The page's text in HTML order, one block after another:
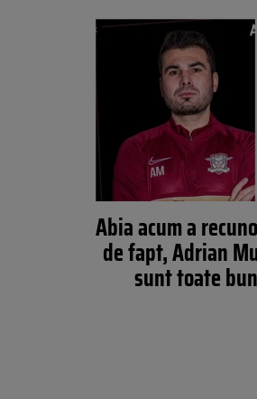
Abia acum a
de fapt, Adrian
sunt toate